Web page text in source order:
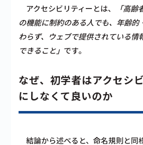
アクセシビリティーとは、
「高
の機能に制約のある人でも、年齢的
わらず、ウェブで提供されている情
できること」 です。
なぜ、初学者はアクセシ
にしなくて良いのか
結論から述べると、命名規則と同